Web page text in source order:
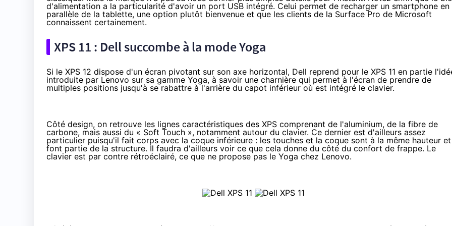
d'alimentation a la particularité d'avoir un port USB intégré. Celui permet de recharger un smartphone en
parallèle de la tablette, une option plutôt bienvenue et que les clients de la Surface Pro de Microsoft
connaissent certainement.
XPS 11 : Dell succombe à la mode Yoga
Si le XPS 12 dispose d'un écran pivotant sur son axe horizontal, Dell reprend pour le XPS 11 en partie
introduite par Lenovo sur sa gamme Yoga, à savoir une charnière qui permet à l'écran de prendre de
multiples positions jusqu'à se rabattre à l'arrière du capot inférieur où est intégré le clavier.
Côté design, on retrouve les lignes caractéristiques des XPS comprenant de l'aluminium, de la fibre de
carbone, mais aussi du « Soft Touch », notamment autour du clavier. Ce dernier est d'ailleurs assez
particulier puisqu'il fait corps avec la coque inférieure : les touches et la coque sont à la même hauteur et
font partie de la structure. Il faudra d'ailleurs voir ce que cela donne du côté du confort de frappe. Le
clavier est par contre rétroéclairé, ce que ne propose pas le Yoga chez Lenovo.